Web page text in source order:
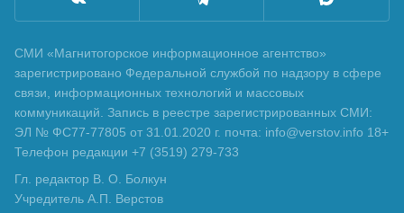
СМИ «Магнитогорское информационное агентство»
зарегистрировано Федеральной службой по надзору в сфере
связи, информационных технологий и массовых
коммуникаций. Запись в реестре зарегистрированных СМИ:
ЭЛ № ФС77-77805 от 31.01.2020 г. почта: info@verstov.info 18+
Телефон редакции +7 (3519) 279-733
Гл. редактор В. О. Болкун
Учредитель А.П. Верстов